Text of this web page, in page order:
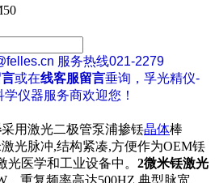
服务热线021-2279
或在线客服留言垂询，孚光精仪-
仪器服务商欢迎您！
采用激光二极管泵浦掺铥晶体棒
光脉冲,结构紧凑,方便作为OEM铥
光医学和工业设备中。 2微米铥激光
，重复频率高达500HZ,典型脉宽